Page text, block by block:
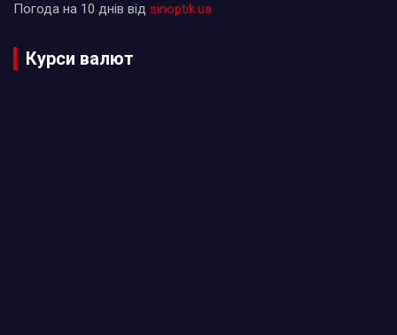
Погода на 10 днів від sinoptik.ua
Курси валют